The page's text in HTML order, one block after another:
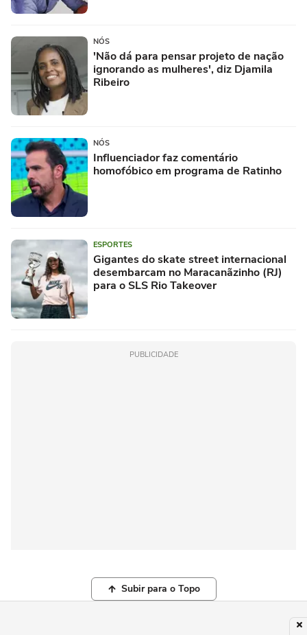
NÓS
'Não dá para pensar projeto de nação
ignorando as mulheres', diz Djamila
Ribeiro
NÓS
Influenciador faz comentário
homofóbico em programa de Ratinho
ESPORTES
Gigantes do skate street internacional
desembarcam no Maracanãzinho (RJ)
para o SLS Rio Takeover
PUBLICIDADE
Subir para o Topo